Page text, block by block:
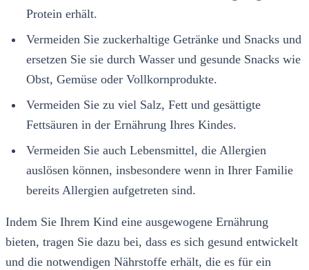
Protein erhält.
Vermeiden Sie zuckerhaltige Getränke und Snacks und
ersetzen Sie sie durch Wasser und gesunde Snacks wie
Obst, Gemüse oder Vollkornprodukte.
Vermeiden Sie zu viel Salz, Fett und gesättigte
Fettsäuren in der Ernährung Ihres Kindes.
Vermeiden Sie auch Lebensmittel, die Allergien
auslösen können, insbesondere wenn in Ihrer Familie
bereits Allergien aufgetreten sind.
Indem Sie Ihrem Kind eine ausgewogene Ernährung
bieten, tragen Sie dazu bei, dass es sich gesund entwickelt
und die notwendigen Nährstoffe erhält, die es für ein